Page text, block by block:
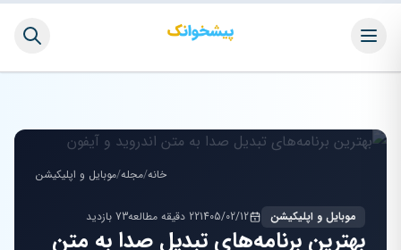
خانه/مجله/موبایل و اپلیکیشن
موبایل و اپلیکیشن 1405/02/1222 دقیقه مطالعه 73 بازدید
بهترین برنامه‌های تبدیل صدا به متن